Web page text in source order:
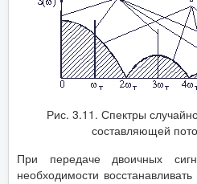
Рис. 3.11. Спектры
составляющей
При передаче двоичных
необходимости